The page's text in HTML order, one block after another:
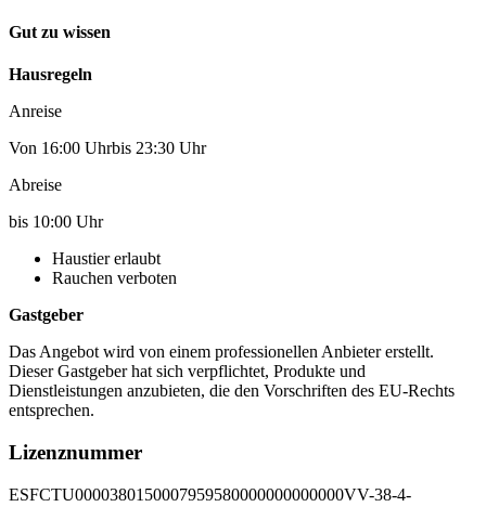
Gut zu wissen
Hausregeln
Anreise
Von 16:00 Uhrbis 23:30 Uhr
Abreise
bis 10:00 Uhr
Haustier erlaubt
Rauchen verboten
Gastgeber
Das Angebot wird von einem professionellen Anbieter erstellt.
Dieser Gastgeber hat sich verpflichtet, Produkte und
Dienstleistungen anzubieten, die den Vorschriften des EU-Rechts
entsprechen.
Lizenznummer
ESFCTU0000380150007959580000000000000VV-38-4-